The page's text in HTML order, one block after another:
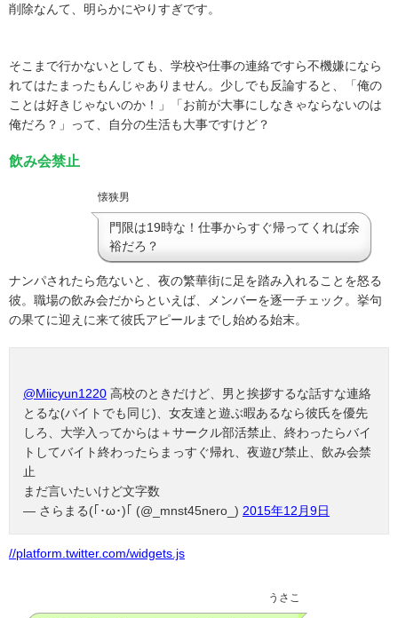
削除なんて、明らかにやりすぎです。
そこまで行かないとしても、学校や仕事の連絡ですら不機嫌になら
れてはたまったもんじゃありません。少しでも反論すると、
「俺の
ことは好きじゃないのか！」「お前が大事にしなきゃならないのは
俺だろ？」って、自分の生活も大事ですけど？
飲み会禁止
懐狭男
門限は19時な！仕事からすぐ帰ってくれば余
裕だろ？
ナンパされたら危ないと、夜の繁華街に足を踏み入れることを怒る
彼。 職場の飲み会だからといえば、メンバーを逐一チェック。挙句
の果てに迎えに来て彼氏アピールまでし始める始末。
@Miicyun1220 高校のときだけど、男と挨拶するな話すな連絡
とるな(バイトでも同じ)、女友達と遊ぶ暇あるなら彼氏を優先
しろ、大学入ってからは＋サークル部活禁止、終わったらバイ
トしてバイト終わったらまっすぐ帰れ、夜遊び禁止、飲み会禁
止
まだ言いたいけど文字数
— さらまる(｢･ω･)｢ (@_mnst45nero_) 2015年12月9日
//platform.twitter.com/widgets.js
うさこ